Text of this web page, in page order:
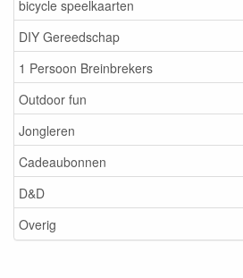
bicycle speelkaarten
DIY Gereedschap
1 Persoon Breinbrekers
Outdoor fun
Jongleren
Cadeaubonnen
D&D
Overig